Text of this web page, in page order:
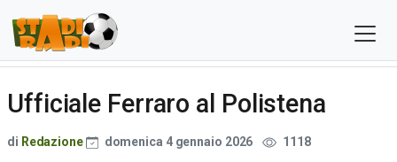
Ufficiale Ferraro al Polistena
di Redazione domenica 4 gennaio 2026 1118